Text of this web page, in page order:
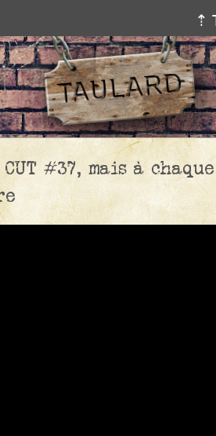
⇡
CUT #37, mais à